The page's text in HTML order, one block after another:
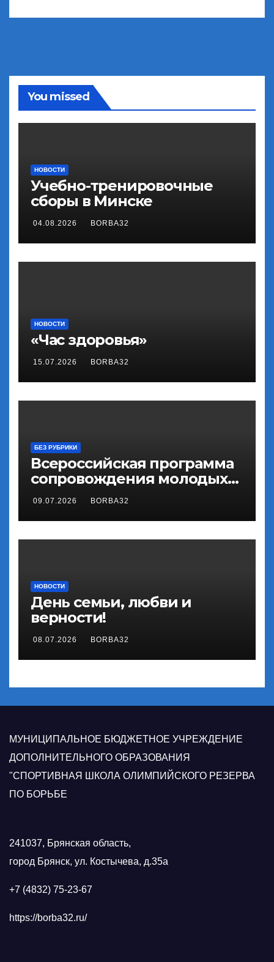
You missed
НОВОСТИ
Учебно-тренировочные
сборы в Минске
04.08.2026 BORBA32
НОВОСТИ
«Час здоровья»
15.07.2026 BORBA32
БЕЗ РУБРИКИ
Всероссийская программа
сопровождения молодых
государственных и
муниципальных служащих
«ГосСтарт»
09.07.2026 BORBA32
НОВОСТИ
День семьи, любви и
верности!
08.07.2026 BORBA32
МУНИЦИПАЛЬНОЕ БЮДЖЕТНОЕ УЧРЕЖДЕНИЕ
ДОПОЛНИТЕЛЬНОГО ОБРАЗОВАНИЯ
"СПОРТИВНАЯ ШКОЛА ОЛИМПИЙСКОГО РЕЗЕРВА
ПО БОРЬБЕ
241037, Брянская область,
город Брянск, ул. Костычева, д.35а
+7 (4832) 75-23-67
https://borba32.ru/